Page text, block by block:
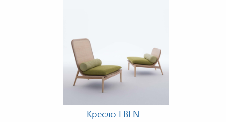
Кресло EBEN